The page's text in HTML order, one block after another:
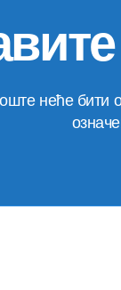
неће бити